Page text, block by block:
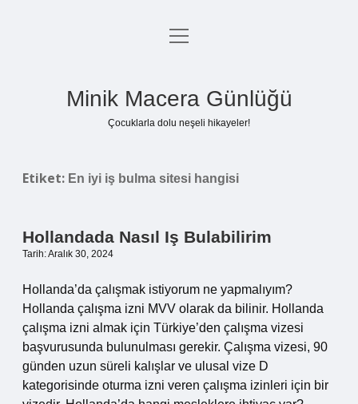
Anasayfa
menüyü
Minik Macera Günlüğü
Çocuklarla dolu neşeli hikayeler!
Etiket: En iyi iş bulma sitesi hangisi
Hollandada Nasıl Iş Bulabilirim
Tarih: Aralık 30, 2024
Hollanda’da çalışmak istiyorum ne yapmalıyım?
Hollanda çalışma izni MVV olarak da bilinir. Hollanda
çalışma izni almak için Türkiye’den çalışma vizesi
başvurusunda bulunulması gerekir. Çalışma vizesi, 90
günden uzun süreli kalışlar ve ulusal vize D
kategorisinde oturma izni veren çalışma izinleri için bir